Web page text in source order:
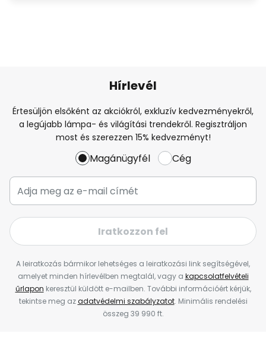
Hírlevél
Értesüljön elsőként az akciókról, exkluzív kedvezményekről,
a legújabb lámpa- és világítási trendekről. Regisztráljon
most és szerezzen 15% kedvezményt!
Magánügyfél Cég
Iratkozzon fel
A leiratkozás bármikor lehetséges a leiratkozási link segítségével,
amelyet minden hírlevélben megtalál, vagy a kapcsolatfelvételi
űrlapon keresztül küldött e-mailben. További információért kérjük,
tekintse meg azadatvédelmi szabályzatot. Minimális rendelési
összeg 39 990 ft.